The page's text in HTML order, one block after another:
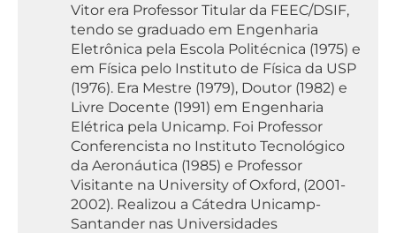
Vitor era Professor Titular da FEEC/DSIF,
tendo se graduado em Engenharia
Eletrônica pela Escola Politécnica (1975) e
em Física pelo Instituto de Física da USP
(1976). Era Mestre (1979), Doutor (1982) e
Livre Docente (1991) em Engenharia
Elétrica pela Unicamp. Foi Professor
Conferencista no Instituto Tecnológico
da Aeronáutica (1985) e Professor
Visitante na University of Oxford, (2001-
2002). Realizou a Cátedra Unicamp-
Santander nas Universidades